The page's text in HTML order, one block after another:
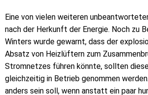
Eine von vielen weiteren
nach der Herkunft der Energie. Noch zu
Winters wurde gewarnt, dass der
Absatz von Heizlüftern zum
Stromnetzes führen könnte, sollten
gleichzeitig in Betrieb genommen
anders sein soll, wenn anstatt ein paar